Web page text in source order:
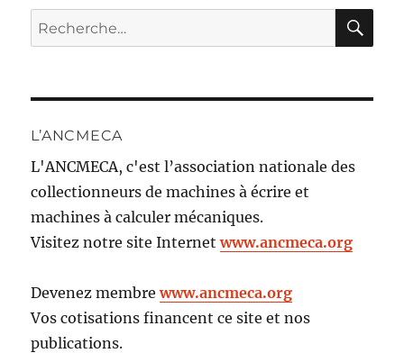
Recherche
pour :
L’ANCMECA
L'ANCMECA, c'est l’association nationale des
collectionneurs de machines à écrire et
machines à calculer mécaniques.
Visitez notre site Internetwww.ancmeca.org
Devenez membrewww.ancmeca.org
Vos cotisations financent ce site et nos
publications.